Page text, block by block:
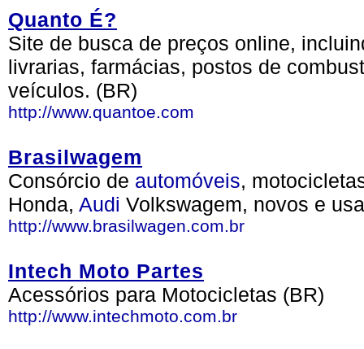
Quanto É?
Site de busca de preços online,
livrarias, farmácias, postos de
veículos. (BR)
http://www.quantoe.com
Brasilwagem
Consórcio de automóveis,
Honda, Audi Volkswagem, novos e
http://www.brasilwagen.com.br
Intech Moto Partes
Acessórios para Motocicletas (BR)
http://www.intechmoto.com.br